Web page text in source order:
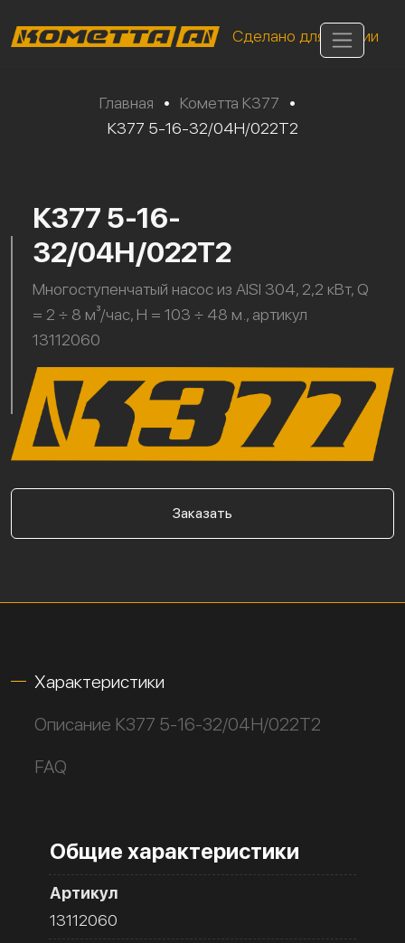
Сделано для России
Главная • Кометта К377
•
К377 5-16-32/04Н/022Т2
К377 5-16-
32/04Н/022Т2
Многоступенчатый насос из AISI 304, 2,2 кВт, Q
= 2 ÷ 8 м³/час, H = 103 ÷ 48 м., артикул
13112060
Заказать
Характеристики
Описание К377 5-16-32/04Н/022Т2
FAQ
Общие характеристики
Артикул
13112060